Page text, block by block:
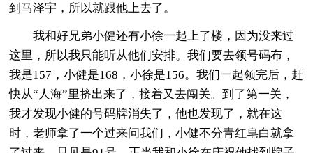
到马泽宇，所以就跟他上去了。
我和好兄弟小健还有小徐一起上了楼，因为没来过
这里，所以我只能听从他们安排。我们要去领号码布，
我是157，小健是168，小徐是156。我们一起领完后，赶
快从“人海”里挤出来了，接着又去闯关。到了第一关，
我才发现小健的号码牌消失了，他也发现了，就在这
时，老师拿了一个过来问我们，小健不分青红皂白就拿